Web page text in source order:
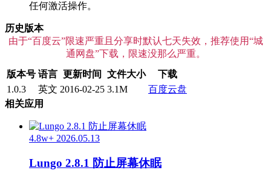
任何激活操作。
历史版本
由于“百度云”限速严重且分享时默认七天失效，推荐使用“城
通网盘”下载，限速没那么严重。
版本号 语言 更新时间 文件大小
下载
1.0.3
英文 2016-02-25 3.1M
百度云盘
相关应用
4.8w+ 2026.05.13
Lungo 2.8.1 防止屏幕休眠